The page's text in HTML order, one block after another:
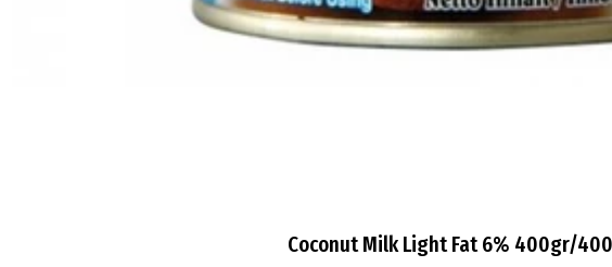
Coconut Milk Light Fat 6% 400gr/